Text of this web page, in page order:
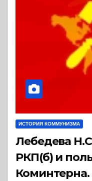
ИСТОРИЯ КОММУНИЗМА
Лебедева
РКП(б) и
Коминтерна.